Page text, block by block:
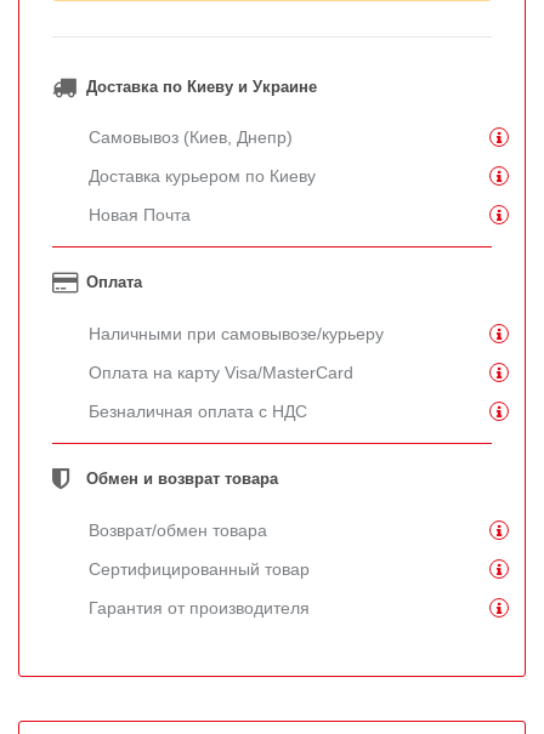
Доставка по Киеву и Украине
Самовывоз (Киев, Днепр)
Доставка курьером по Киеву
Новая Почта
Оплата
Наличными при самовывозе/курьеру
Оплата на карту Visa/MasterCard
Безналичная оплата с НДС
Обмен и возврат товара
Возврат/обмен товара
Сертифицированный товар
Гарантия от производителя